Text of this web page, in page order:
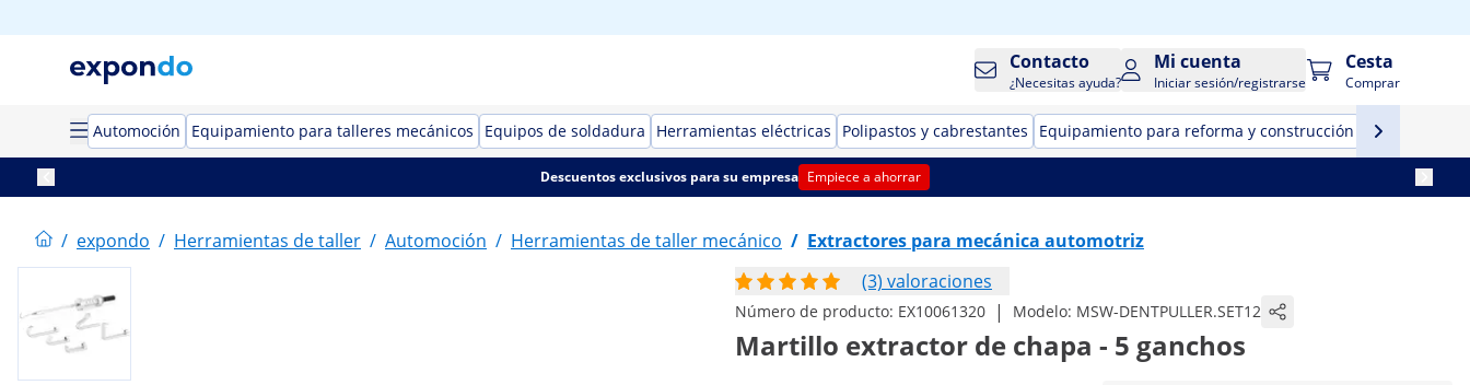
Contacto
¿Necesitas ayuda?
Mi cuenta
Iniciar sesión/registrarse
Cesta
Comprar
Automoción Equipamiento para talleres mecánicos Equipos de soldadura Herramientas eléctricas Polipastos y cabrestantes Equipamiento para reforma y construcción
Descuentos exclusivos para su empresa Empiece a ahorrar
/ expondo / Herramientas de taller / Automoción / Herramientas de taller mecánico / Extractores para mecánica automotriz
(3) valoraciones
Número de producto: EX10061320 | Modelo: MSW-DENTPULLER.SET12
Martillo extractor de chapa - 5 ganchos